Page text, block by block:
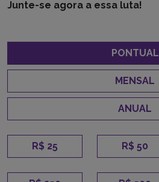
Junte-se agora a essa luta!
PONTUAL
MENSAL
ANUAL
R$ 25 R$ 50